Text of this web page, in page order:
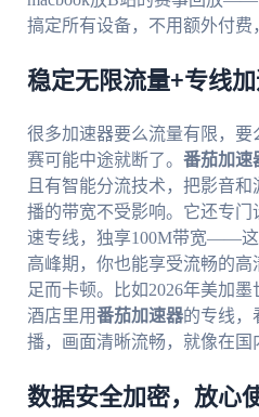
搞定所有设备，不用额外付费
稳定无限流量+专线
很多加速器要么流量有限，
赛可能中途就断了。 番茄加速
且有智能分流技术，把影音
播的带宽不受影响。它还专门
速专线，独享100M带宽——
高峰期，你也能享受流畅的
足而卡顿。比如2026年美加
酒店里用番茄加速器的专线，
播，画面清晰流畅，就像在国
数据安全加密，放心